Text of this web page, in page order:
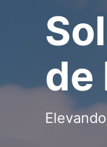
Iluminación
Canceladores
Soluciones
de